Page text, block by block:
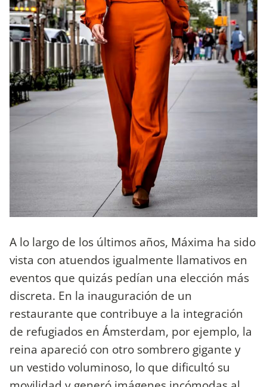
A lo largo de los últimos años, Máxima ha sido
vista con atuendos igualmente llamativos en
eventos que quizás pedían una elección más
discreta. En la inauguración de un
restaurante que contribuye a la integración
de refugiados en Ámsterdam, por ejemplo, la
reina apareció con otro sombrero gigante y
un vestido voluminoso, lo que dificultó su